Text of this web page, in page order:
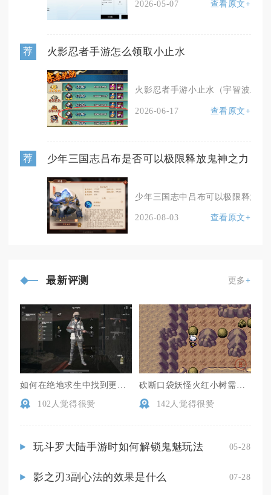
2026-05-07 查看原文+
荐 火影忍者手游怎么领取小止水
火影忍者手游小止水（宇智波止
2026-06-17 查看原文+
荐 少年三国志吕布是否可以极限释放鬼神之力
少年三国志中吕布可以极限释放
2026-08-03 查看原文+
最新评测 更多+
如何在绝地求生中找到更多的空投物资
102人觉得很赞
砍断口袋妖怪火红小树需要多长的时间
142人觉得很赞
玩斗罗大陆手游时如何解锁鬼魅玩法 05-28
影之刃3副心法的效果是什么 07-28